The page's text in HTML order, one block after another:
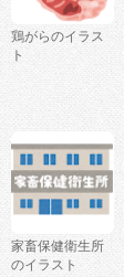
鶏がらのイラス
ト
家畜保健衛生所
のイラスト